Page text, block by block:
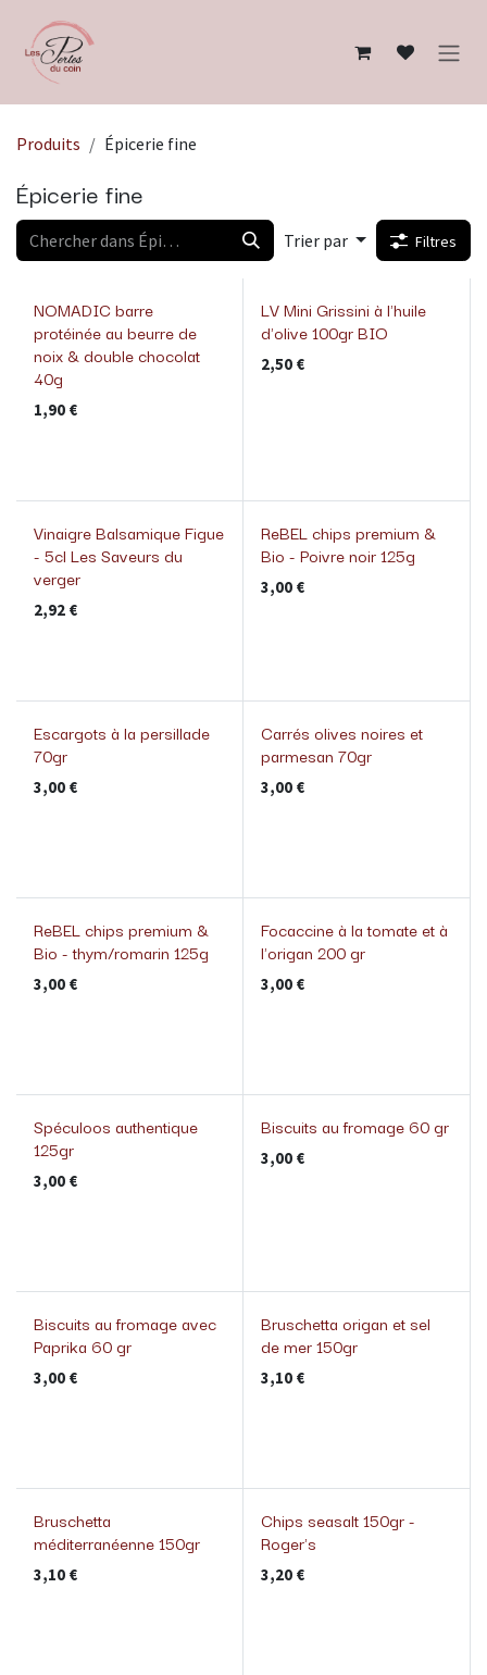
Produits Épicerie fine
Épicerie fine
Trier par Filtres
NOMADIC barre
protéinée au beurre de
noix & double chocolat
40g
1,90 €
LV Mini Grissini à l'huile
d'olive 100gr BIO
2,50€
Vinaigre Balsamique Figue
- 5cl Les Saveurs du
verger
2,92 €
ReBEL chips premium &
Bio - Poivre noir 125g
3,00€
Escargots à la persillade
70gr
3,00 €
Carrés olives noires et
parmesan 70gr
3,00€
ReBEL chips premium &
Bio - thym/romarin 125g
3,00 €
Focaccine à la tomate et à
l'origan 200 gr
3,00€
Spéculoos authentique
125gr
3,00 €
Biscuits au fromage 60 gr
3,00€
Biscuits au fromage avec
Paprika 60 gr
3,00 €
Bruschetta origan et sel
de mer 150gr
3,10€
Bruschetta
méditerranéenne 150gr
3,10 €
Chips seasalt 150gr -
Roger's
3,20€